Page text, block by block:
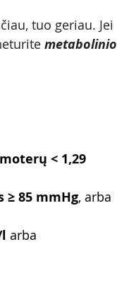
tuo geriau. Jei
metabolinio
moterų < 1,29
85 mmHg, arba
arba